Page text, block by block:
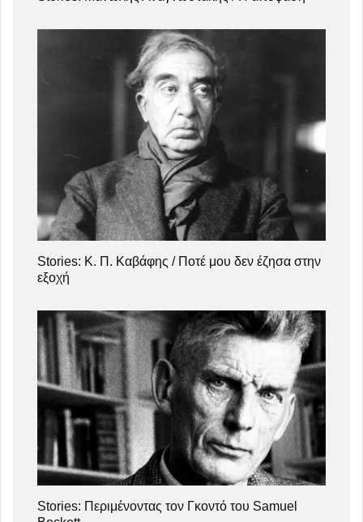
Stories: Κ. Π. Καβάφης / Ποτέ μου δεν έζησα στην
εξοχή
Stories: Περιμένοντας τον Γκοντό του Samuel